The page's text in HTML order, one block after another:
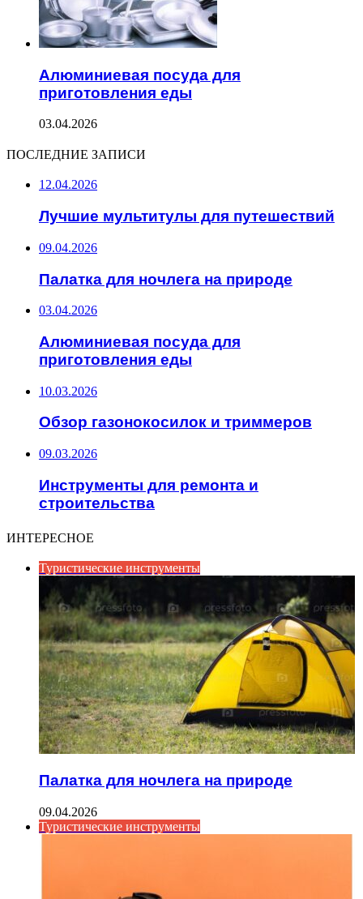
Алюминиевая посуда для
приготовления еды
03.04.2026
ПОСЛЕДНИЕ ЗАПИСИ
12.04.2026
Лучшие мультитулы для путешествий
09.04.2026
Палатка для ночлега на природе
03.04.2026
Алюминиевая посуда для
приготовления еды
10.03.2026
Обзор газонокосилок и триммеров
09.03.2026
Инструменты для ремонта и
строительства
ИНТЕРЕСНОЕ
Туристические инструменты
Палатка для ночлега на природе
09.04.2026
Туристические инструменты